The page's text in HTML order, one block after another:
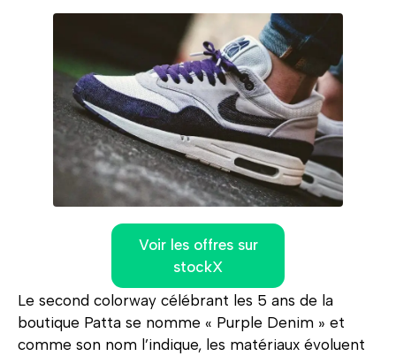
Voir les offres sur
stockX
Le second colorway célébrant les 5 ans de la
boutique Patta se nomme « Purple Denim » et
comme son nom l’indique, les matériaux évoluent